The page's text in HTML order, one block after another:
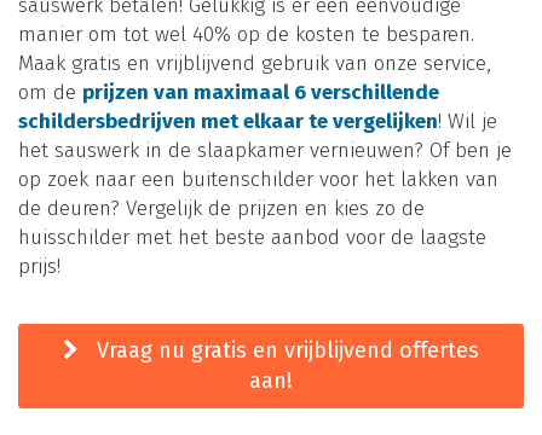
sauswerk betalen! Gelukkig is er een eenvoudige
manier om tot wel 40% op de kosten te besparen.
Maak gratis en vrijblijvend gebruik van onze service,
om de prijzen van maximaal 6 verschillende
schildersbedrijven met elkaar te vergelijken! Wil je
het sauswerk in de slaapkamer vernieuwen? Of ben je
op zoek naar een buitenschilder voor het lakken van
de deuren? Vergelijk de prijzen en kies zo de
huisschilder met het beste aanbod voor de laagste
prijs!
Vraag nu gratis en vrijblijvend offertes
aan!